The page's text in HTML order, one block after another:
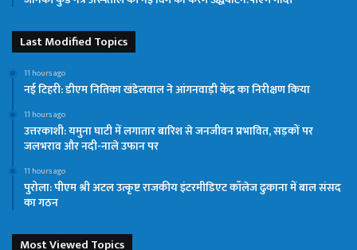
Last Modified Topics
11 hours ago
नई टिहरी: डीएम नितिका खंडेलवाल ने आंगनवाड़ी केंद्र का निरीक्षण किया
11 hours ago
उत्तरकाशी: यमुना घाटी में लगातार बारिश से जनजीवन प्रभावित, सड़कों पर
जलभराव और नदी-नाले उफान पर
11 hours ago
पुरोला: पीएम श्री अटल उत्कृष्ट राजकीय इंटरमीडिएट कॉलेज ढुकाना में बाल संसद
का गठन
Most Viewed Topics